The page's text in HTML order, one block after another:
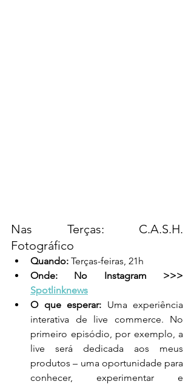
Nas Terças: C.A.S.H.
Fotográfico
Quando: Terças-feiras, 21h
Spotlinknews
O que esperar: Uma experiência
interativa de live commerce. No
primeiro episódio, por exemplo, a
live será dedicada aos meus
produtos – uma oportunidade para
conhecer, experimentar e